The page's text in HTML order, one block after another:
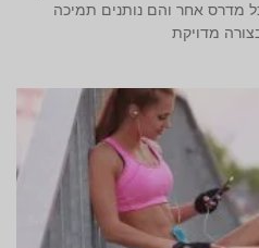
מדרס אחר והם נותנים תמיכה
מדויקת